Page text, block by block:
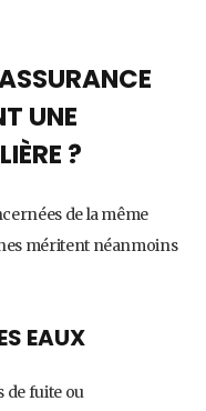
UNE
?
de la même
méritent néanmoins
EAUX
de fuite ou